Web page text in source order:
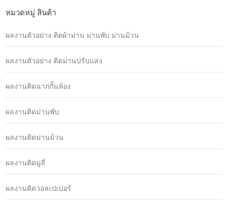
หมวดหมู่ สินค้า
ผลงานตัวอย่าง ติดผ้าม่าน ม่านพับ ม่านม้วน
ผลงานตัวอย่าง ติดม่านปรับแสง
ผลงานติดฉากกั้นห้อง
ผลงานติดม่านพับ
ผลงานติดม่านม้วน
ผลงานติดมู่ลี่
ผลงานติดวอลเปเปอร์